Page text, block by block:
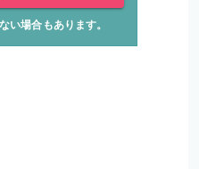
い場合もあります。